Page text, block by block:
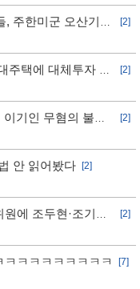
주한미군 오산기지
[2]
주택에 대체투자 검
[2]
기인 무혐의 불송
[2]
안 읽어봤다 [2]
에 조두현·조기연
[2]
ㅋㅋㅋㅋㅋㅋㅋㅋ
[7]